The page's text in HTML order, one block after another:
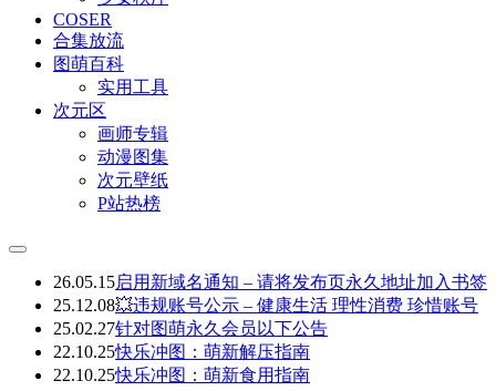
COSER
合集放流
图萌百科
实用工具
次元区
画师专辑
动漫图集
次元壁纸
P站热榜
26.05.15启用新域名通知 – 请将发布页永久地址加入书签
25.12.08💥违规账号公示 – 健康生活 理性消费 珍惜账号
25.02.27针对图萌永久会员以下公告
22.10.25快乐冲图：萌新解压指南
22.10.25快乐冲图：萌新食用指南